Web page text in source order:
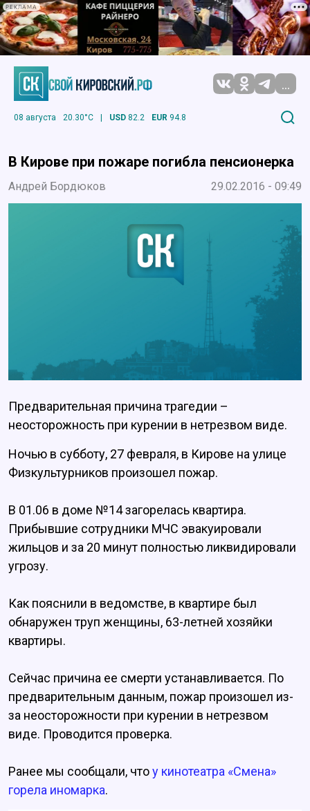
РЕКЛАМА
...
08 августа 20.30°C | USD 82.2 EUR 94.8
В Кирове при пожаре погибла пенсионерка
Андрей Бордюков 29.02.2016 - 09:49
Предварительная причина трагедии –
неосторожность при курении в нетрезвом виде.
Ночью в субботу, 27 февраля, в Кирове на улице
Физкультурников произошел пожар.
В 01.06 в доме №14 загорелась квартира.
Прибывшие сотрудники МЧС эвакуировали
жильцов и за 20 минут полностью ликвидировали
угрозу.
Как пояснили в ведомстве, в квартире был
обнаружен труп женщины, 63-летней хозяйки
квартиры.
Сейчас причина ее смерти устанавливается. По
предварительным данным, пожар произошел из-
за неосторожности при курении в нетрезвом
виде. Проводится проверка.
Ранее мы сообщали, чтоу кинотеатра «Смена»
горела иномарка.